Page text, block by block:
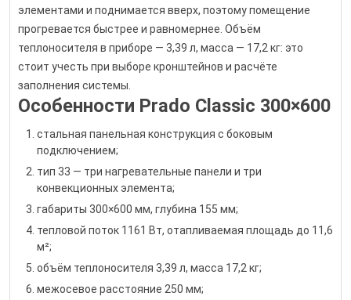
элементами и поднимается вверх, поэтому помещение
прогревается быстрее и равномернее. Объём
теплоносителя в приборе — 3,39 л, масса — 17,2 кг: это
стоит учесть при выборе кронштейнов и расчёте
заполнения системы.
Особенности Prado Classic 300×600
стальная панельная конструкция с боковым
подключением;
тип 33 — три нагревательные панели и три
конвекционных элемента;
габариты 300×600 мм, глубина 155 мм;
тепловой поток 1161 Вт, отапливаемая площадь до 11,6
м²;
объём теплоносителя 3,39 л, масса 17,2 кг;
межосевое расстояние 250 мм;